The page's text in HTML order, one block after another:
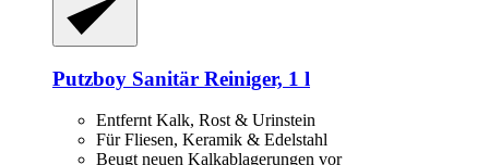
Putzboy Sanitär Reiniger, 1 l
Entfernt Kalk, Rost & Urinstein
Für Fliesen, Keramik & Edelstahl
Beugt neuen Kalkablagerungen vor